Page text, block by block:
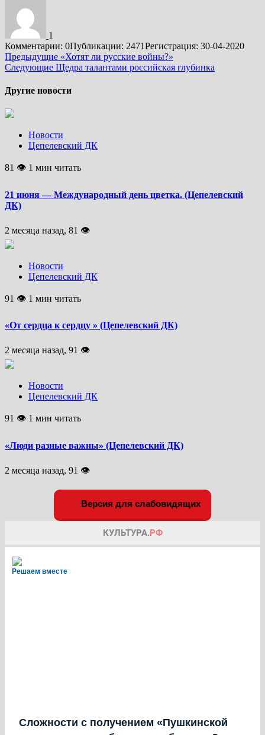
1
Комментарии: 0Публикации: 2471Регистрация: 30-04-2020
Подробнее
Предыдущие «Хотят ли русские войны?»
Следующие Щедра талантами российская глубинка
Другие новости
Новости
Цепелевский ДК
81 👁 1 мин читать
21 июня — Международный день цветка. (Цепелевский
ДК)
2 месяца назад, 81 👁
Новости
Цепелевский ДК
91 👁 1 мин читать
«От сердца к сердцу » (Цепелевский ДК)
2 месяца назад, 91 👁
Новости
Цепелевский ДК
91 👁 1 мин читать
«Люди разные важны» (Цепелевский ДК)
2 месяца назад, 91 👁
Версия для слабовидящих
Решаем вместе
Сложности с получением «Пушкинской